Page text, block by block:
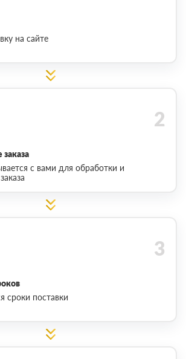
на сайте
с вами для обработки и
сроки поставки